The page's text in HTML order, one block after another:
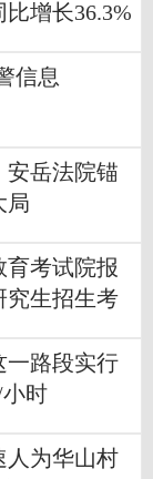
增长36.3%
信息
安岳法院锚
局
育考试院报
究生招生考
一路段实行
时
人为华山村